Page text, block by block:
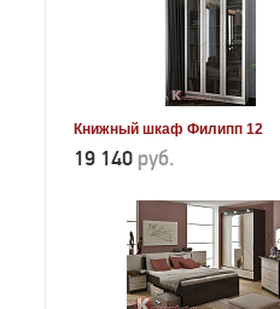
Книжный шкаф Филипп 12
19 140 руб.